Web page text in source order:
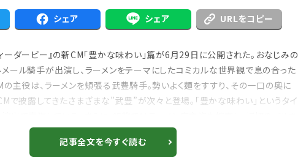
シェア シェア URLをコピー
ーダービー』の新CM「豊かな味わい」篇が6月29日に公開された。おなじみの
メール騎手が出演し、ラーメンをテーマにしたコミカルな世界観で息の合った
主役は、ラーメンを頬張る武豊騎手。勢いよく麺をすすり、その一口の奥に
で披露してきたさまざまな”武豊”が次々と登場。「豊かな味わい」というタイ
記事全文を今すぐ読む